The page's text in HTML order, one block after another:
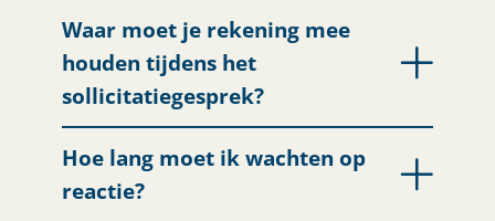
Waar moet je rekening mee
houden tijdens het
sollicitatiegesprek?
Hoe lang moet ik wachten op
reactie?